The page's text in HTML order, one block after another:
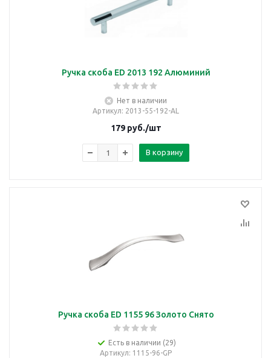
Ручка скоба ED 2013 192 Алюминий
Нет в наличии
Артикул: 2013-55-192-AL
179руб./шт
В корзину
Ручка скоба ED 1155 96 Золото Снято
Есть в наличии (29)
Артикул: 1115-96-GP